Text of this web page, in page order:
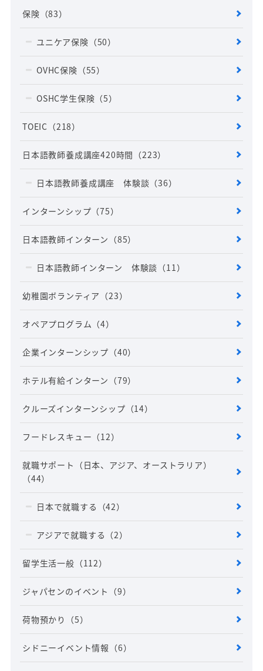
保険 （83）
ユニケア保険 （50）
OVHC保険 （55）
OSHC学生保険 （5）
TOEIC （218）
日本語教師養成講座420時間 （223）
日本語教師養成講座 体験談 （36）
インターンシップ （75）
日本語教師インターン （85）
日本語教師インターン 体験談 （11）
幼稚園ボランティア （23）
オペアプログラム （4）
企業インターンシップ （40）
ホテル有給インターン （79）
クルーズインターンシップ （14）
フードレスキュー （12）
就職サポート（日本、アジア、オーストラリア）
（44）
日本で就職する （42）
アジアで就職する （2）
留学生活一般 （112）
ジャパセンのイベント （9）
荷物預かり （5）
シドニーイベント情報 （6）